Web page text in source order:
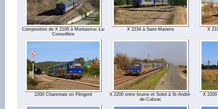
Composition de X 2100 à Montastruc-La-
Conseillère
X 2234 à Saint-Mariens X
2200 Charentais en Périgord
X 2200 entre brume et Soleil à St-André-
de-Cubzac
X